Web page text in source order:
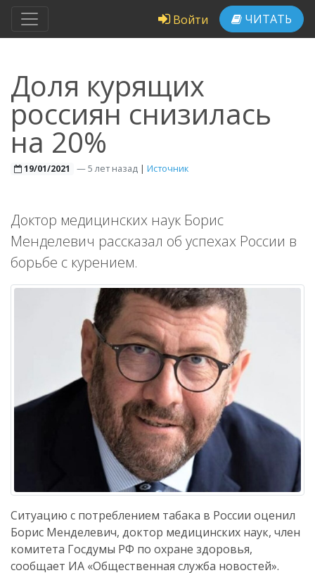
Войти ЧИТАТЬ
Доля курящих
россиян снизилась
на 20%
19/01/2021 —5 лет назад | Источник
Доктор медицинских наук Борис
Менделевич рассказал об успехах России в
борьбе с курением.
Ситуацию с потреблением табака в России оценил
Борис Менделевич, доктор медицинских наук, член
комитета Госдумы РФ по охране здоровья,
сообщает ИА «Общественная служба новостей».